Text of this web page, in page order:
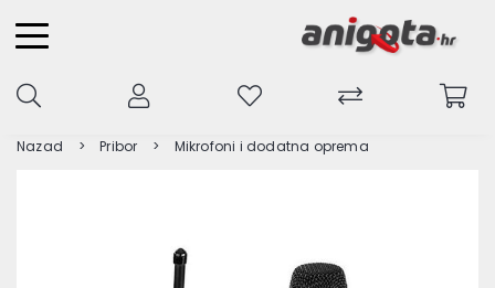
Nazad Pribor Mikrofoni i dodatna oprema